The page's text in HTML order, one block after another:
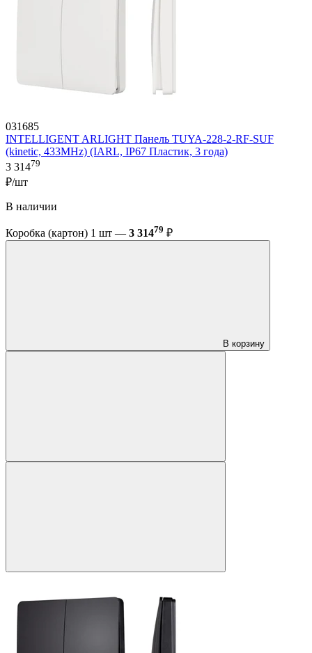
031685
INTELLIGENT ARLIGHT Панель TUYA-228-2-RF-SUF
(kinetic, 433MHz) (IARL, IP67 Пластик, 3 года)
3 31479
₽/шт
В наличии
Коробка (картон) 1 шт — 3 31479 ₽
В корзину